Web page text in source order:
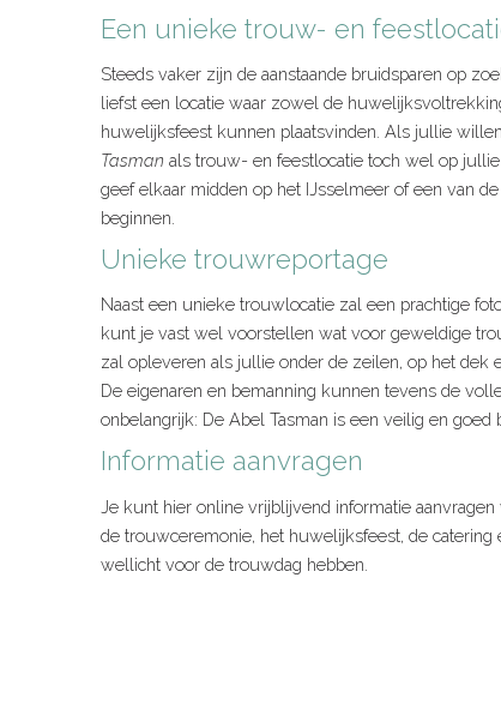
Een unieke trouw- en
Steeds vaker zijn de aanstaande bruidsparen op
liefst een locatie waar zowel de
huwelijksfeest kunnen plaatsvinden. Als jullie
Tasman als trouw- en feestlocatie toch wel op
geef elkaar midden op het IJsselmeer of een van
beginnen.
Unieke trouwreportage
Naast een unieke trouwlocatie zal een prachtige
kunt je vast wel voorstellen wat voor geweldige
zal opleveren als jullie onder de zeilen, op het dek
De eigenaren en bemanning kunnen tevens de
onbelangrijk: De Abel Tasman is een veilig en
Informatie aanvragen
Je kunt hier online vrijblijvend informatie
de trouwceremonie, het huwelijksfeest, de
wellicht voor de trouwdag hebben.